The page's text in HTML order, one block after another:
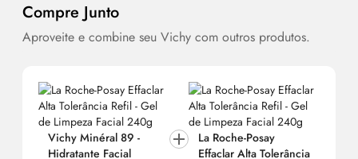
Compre Junto
Aproveite e combine seu Vichy com outros produtos.
Vichy Minéral 89 -
Hidratante Facial
La Roche-Posay
Effaclar Alta Tolerância